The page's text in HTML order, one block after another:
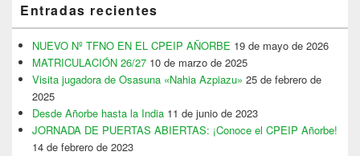
lateral
primaria
Entradas recientes
NUEVO Nº TFNO EN EL CPEIP AÑORBE 19 de mayo de 2026
MATRICULACIÓN 26/27 10 de marzo de 2025
Visita jugadora de Osasuna «Nahia Azpiazu» 25 de febrero de
2025
Desde Añorbe hasta la India 11 de junio de 2023
JORNADA DE PUERTAS ABIERTAS: ¡Conoce el CPEIP Añorbe!
14 de febrero de 2023